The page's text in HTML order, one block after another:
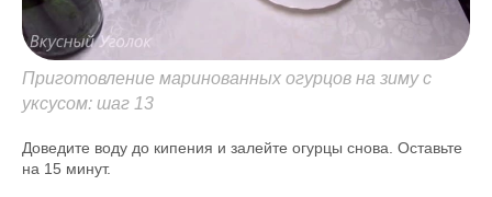
Приготовление маринованных огурцов на зиму с
уксусом: шаг 13
Доведите воду до кипения и залейте огурцы снова. Оставьте
на 15 минут.